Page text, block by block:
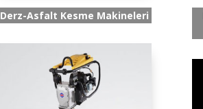
Derz-Asfalt Kesme Makineleri